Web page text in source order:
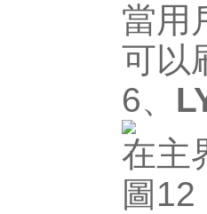
當用
可以
6、
在主
圖 12